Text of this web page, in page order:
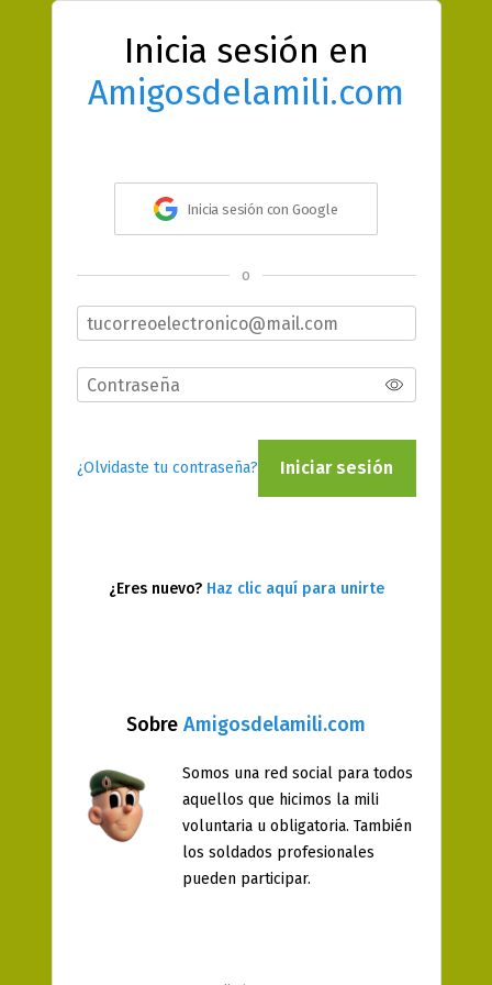
Sobre Amigosdelamili.com
Somos una red social para todos
aquellos que hicimos la mili
voluntaria u obligatoria. También
los soldados profesionales
pueden participar.
Inicia sesión en
Amigosdelamili.com
Inicia sesión con Google
o
¿Olvidaste tu contraseña? Iniciar sesión
¿Eres nuevo? Haz clic aquí para unirte